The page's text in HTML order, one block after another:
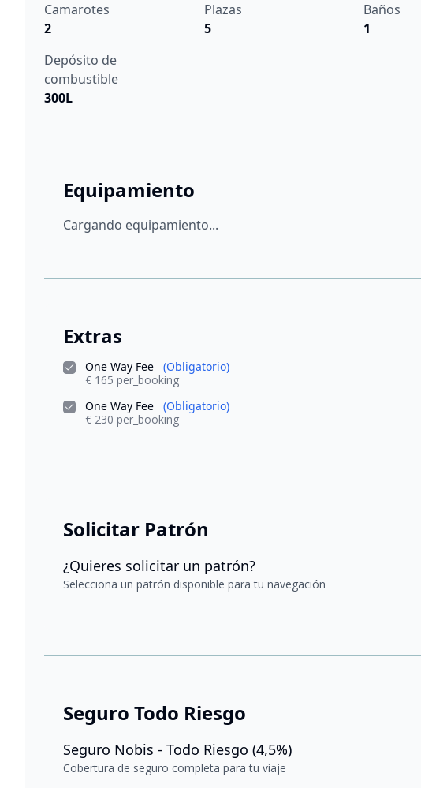
Camarotes
2
Plazas
5
Baños
1
Depósito de
combustible
300L
Equipamiento
Cargando equipamiento...
Extras
One Way Fee
(Obligatorio)
€ 165 per_booking
One Way Fee
(Obligatorio)
€ 230 per_booking
Solicitar Patrón
¿Quieres solicitar un patrón?
Selecciona un patrón disponible para tu navegación
Seguro Todo Riesgo
Seguro Nobis - Todo Riesgo (4,5%)
Cobertura de seguro completa para tu viaje